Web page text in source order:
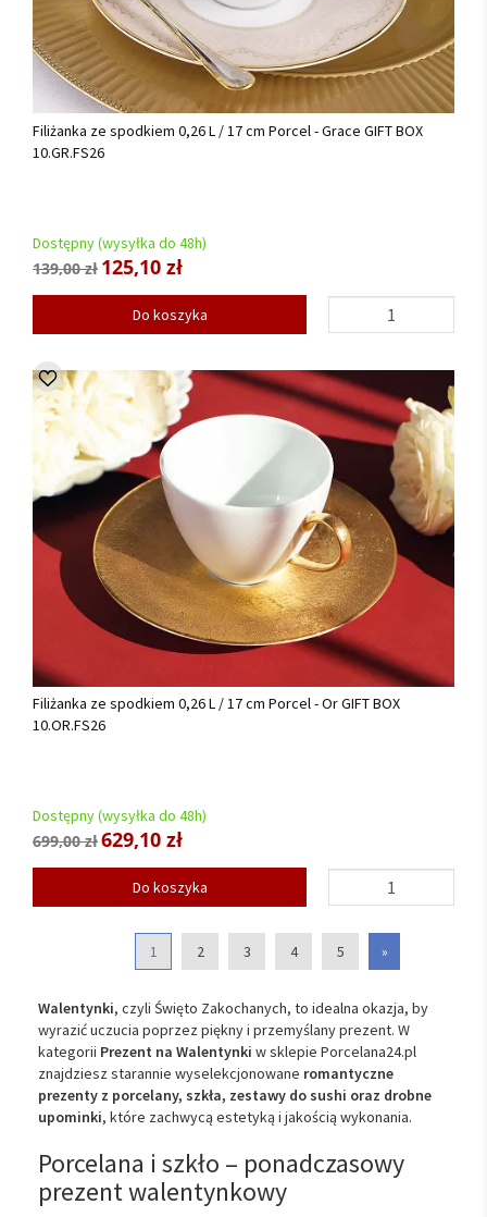
Filiżanka ze spodkiem 0,26 L / 17 cm Porcel - Grace GIFT BOX
10.GR.FS26
Dostępny (wysyłka do 48h)
139,00 zł 125,10 zł
Do koszyka
Filiżanka ze spodkiem 0,26 L / 17 cm Porcel - Or GIFT BOX
10.OR.FS26
Dostępny (wysyłka do 48h)
699,00 zł629,10 zł
Do koszyka
1 2 3 4 5 »
Walentynki, czyli Święto Zakochanych, to idealna okazja, by
wyrazić uczucia poprzez piękny i przemyślany prezent. W
kategorii Prezent na Walentynki w sklepie Porcelana24.pl
znajdziesz starannie wyselekcjonowane romantyczne
prezenty z porcelany, szkła, zestawy do sushi oraz drobne
upominki, które zachwycą estetyką i jakością wykonania.
Porcelana i szkło – ponadczasowy
prezent walentynkowy